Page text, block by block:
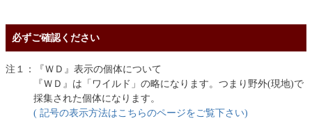
必ずご確認ください
注１：『ＷＤ』表示の個体について
『ＷＤ』は「ワイルド」の略になります。つまり野外(現地)で
採集された個体になります。
( 記号の表示方法はこちらのページをご覧下さい)